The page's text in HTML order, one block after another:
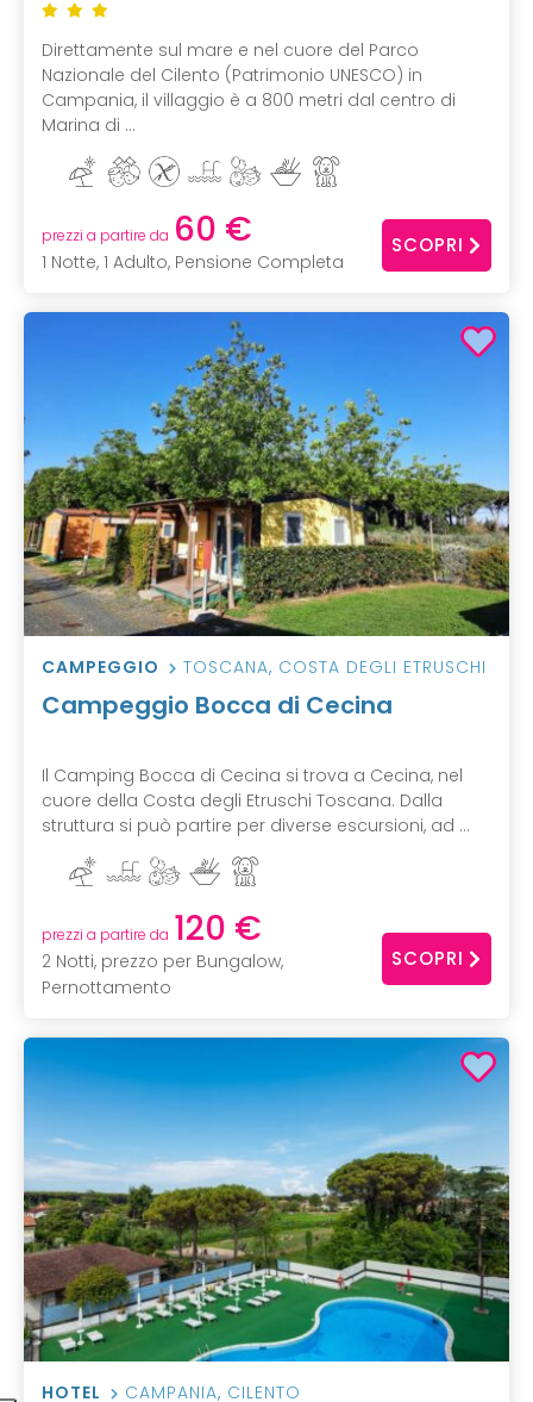
Direttamente sul mare e nel cuore del Parco
Nazionale del Cilento (Patrimonio UNESCO) in
Campania, il villaggio è a 800 metri dal centro di
Marina di ...
prezzi a partire da 60 €
1 Notte, 1 Adulto, Pensione Completa
SCOPRI
CAMPEGGIO TOSCANA, COSTA DEGLI ETRUSCHI
Campeggio Bocca di Cecina
Il Camping Bocca di Cecina si trova a Cecina, nel
cuore della Costa degli Etruschi Toscana. Dalla
struttura si può partire per diverse escursioni, ad ...
prezzi a partire da 120 €
2 Notti, prezzo per Bungalow,
Pernottamento
SCOPRI
HOTEL CAMPANIA, CILENTO